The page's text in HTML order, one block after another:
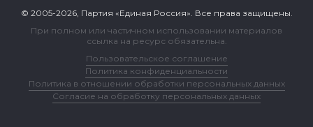
© 2005-2026, Партия «Единая Россия». Все права защищены.
При полном или частичном использовании материалов
ссылка на ресурс обязательна.
Пользовательское соглашение
Политика конфиденциальности
Политика в отношении обработки персональных данных
Согласие на обработку персональных данных